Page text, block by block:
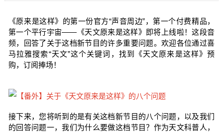
《原来是这样》的第一份官方“声音周边”，第一个付费精品，
第一个平行宇宙——《天文原来是这样》即将上线啦！这段音
频，回答了关于这档新节目的许多重要问题。欢迎各位通过喜
马拉雅搜索“天文”这个关键词，找到《天文原来是这样》预
购，订阅捧场！
接下来，您将听到的是有关这档新节目的八个问题，以及我们
的回答问题一，我们为什么要做这档节目？作为天文科普人，